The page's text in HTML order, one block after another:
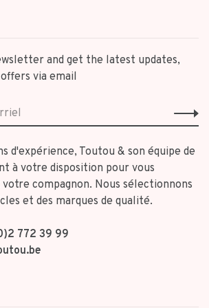
and get the latest updates,
via email
d'expérience, Toutou & son équipe de
à votre disposition pour vous
compagnon. Nous sélectionnons
et des marques de qualité.
772 39 99